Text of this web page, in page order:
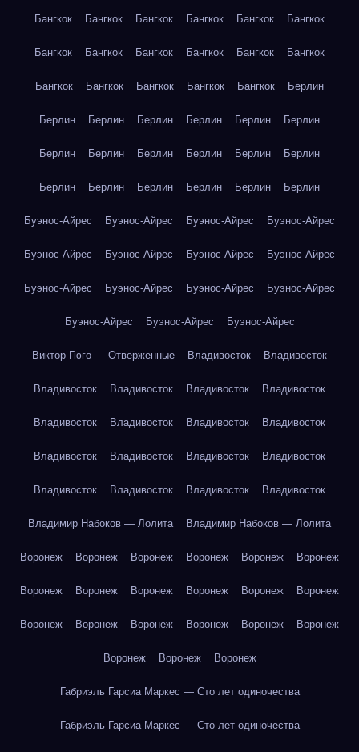
Бангкок Бангкок Бангкок Бангкок Бангкок Бангкок
Бангкок Бангкок Бангкок Бангкок Бангкок Бангкок
Бангкок Бангкок Бангкок Бангкок Бангкок Берлин
Берлин Берлин Берлин Берлин Берлин Берлин
Берлин Берлин Берлин Берлин Берлин Берлин
Берлин Берлин Берлин Берлин Берлин Берлин
Буэнос-Айрес Буэнос-Айрес Буэнос-Айрес Буэнос-Айрес
Буэнос-Айрес Буэнос-Айрес Буэнос-Айрес Буэнос-Айрес
Буэнос-Айрес Буэнос-Айрес Буэнос-Айрес Буэнос-Айрес
Буэнос-Айрес Буэнос-Айрес Буэнос-Айрес
Виктор Гюго — Отверженные Владивосток Владивосток
Владивосток Владивосток Владивосток Владивосток
Владивосток Владивосток Владивосток Владивосток
Владивосток Владивосток Владивосток Владивосток
Владивосток Владивосток Владивосток Владивосток
Владимир Набоков — Лолита Владимир Набоков — Лолита
Воронеж Воронеж Воронеж Воронеж Воронеж Воронеж
Воронеж Воронеж Воронеж Воронеж Воронеж Воронеж
Воронеж Воронеж Воронеж Воронеж Воронеж Воронеж
Воронеж Воронеж Воронеж
Габриэль Гарсиа Маркес — Сто лет одиночества
Габриэль Гарсиа Маркес — Сто лет одиночества